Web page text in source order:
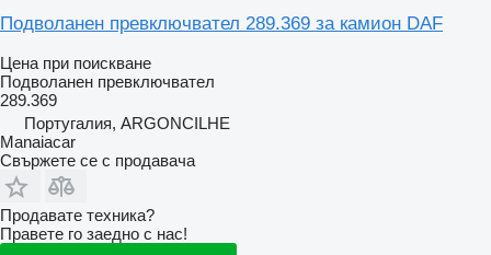
Подволанен превключвател 289.369 за камион DAF
Цена при поискване
Подволанен превключвател
289.369
Португалия, ARGONCILHE
Manaiacar
Свържете се с продавача
Продавате техника?
Правете го заедно с нас!